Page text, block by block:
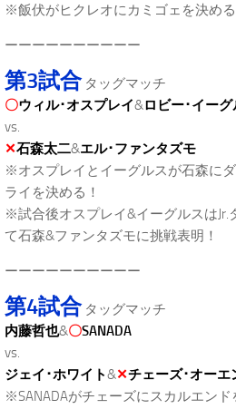
※飯伏がヒクレオにカミゴェを決める
ーーーーーーーーーー
第3試合タッグマッチ
〇ウィル･オスプレイ&ロビー･イーグ
vs.
✕石森太二&エル･ファンタズモ
※オスプレイとイーグルスが石森に
ライを決める！
※試合後オスプレイ&イーグルスはJr.
て石森&ファンタズモに挑戦表明！
ーーーーーーーーーー
第4試合タッグマッチ
内藤哲也&〇SANADA
vs.
ジェイ･ホワイト&✕チェーズ･オーエ
※SANADAがチェーズにスカルエンド